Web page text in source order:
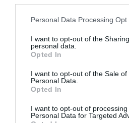
Personal Data Processing Opt
I want to opt-out of the
personal data.
Opted In
I want to opt-out of the Sale of
Personal Data.
Opted In
I want to opt-out of processing
Personal Data for Targeted
França.
Além de Matt Damon,
deste filme nomes como
Sizemore, Edward Burns,
Goldberg, Vin Diesel,
Davies, Ted Danson, Paul
A saber, podes ver “O